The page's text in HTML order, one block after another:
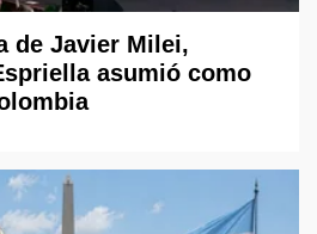
de Javier Milei,
asumió como